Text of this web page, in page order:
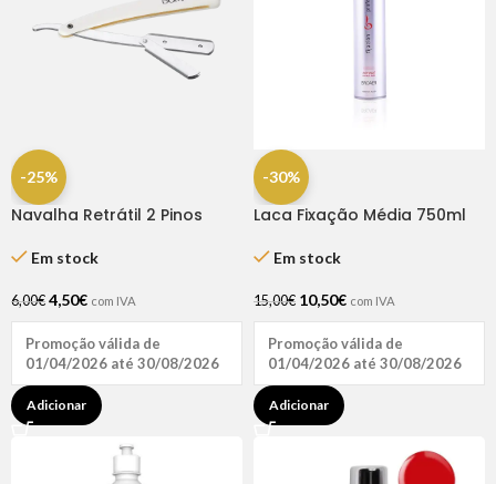
-25%
Navalha Retrátil 2 Pinos
Em stock
6,00€ 4,50€ com IVA
Promoção válida de
01/04/2026 até 30/08/2026
Adicionar
-30%
Laca Fixação Média 750ml
Em stock
15,00€ 10,50€ com IVA
Promoção válida de
01/04/2026 até 30/08/2026
Adicionar